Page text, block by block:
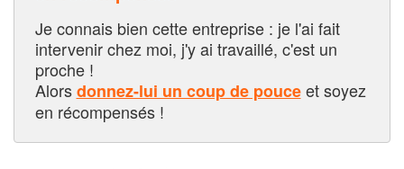
Je connais bien cette entreprise : je l'ai fait
intervenir chez moi, j'y ai travaillé, c'est un
proche !
Alorsdonnez-lui un coup de pouceet soyez
en récompensés !